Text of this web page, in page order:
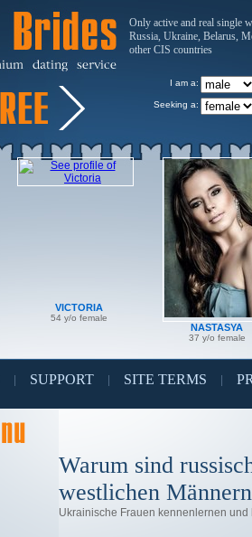
Only active and real single
Russia, Ukraine, Belarus,
other CIS countries
I am a:
Seeking a:
VICTORIA
54 y/o female
NASTASYA
37 y/o female
SUPPORT SITE TERMS
Warum sind
westlichen
Ukrainische Frauen kennenlernen und